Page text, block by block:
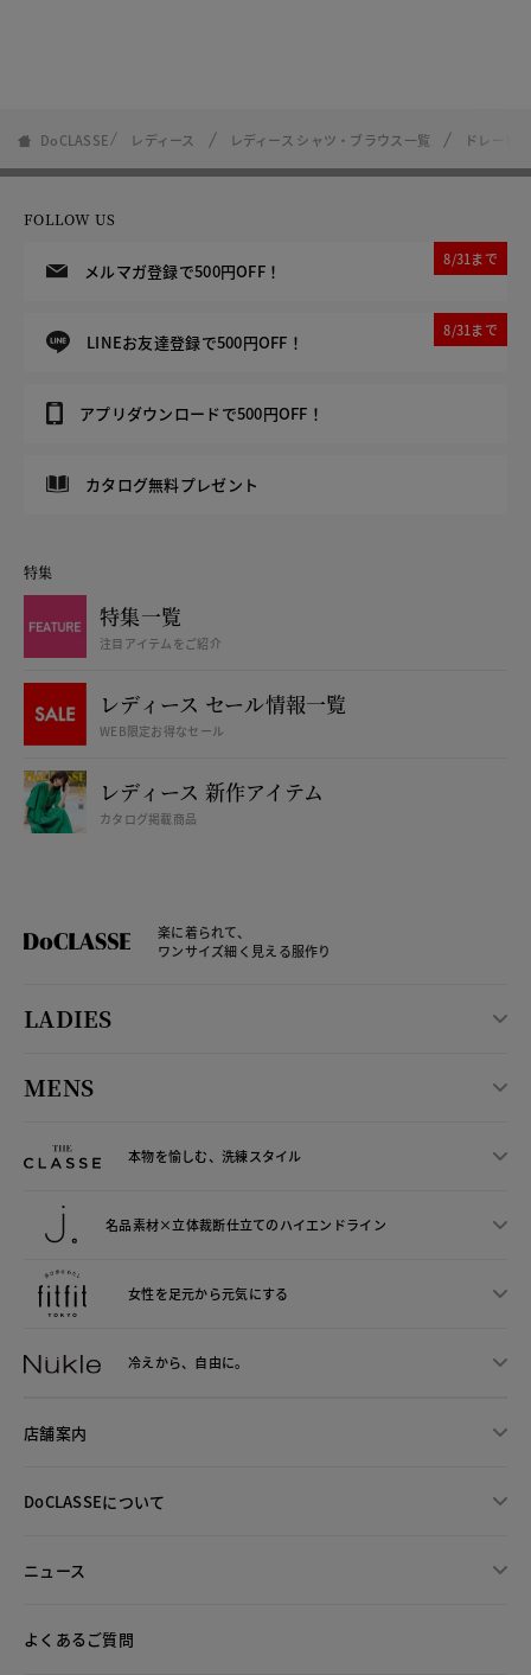
DoCLASSE レディース レディース シャツ・ブラウス一覧 ドレーピ
FOLLOW US
メルマガ登録で500円OFF！
8/31まで
LINEお友達登録で500円OFF！
8/31まで
アプリダウンロードで500円OFF！
カタログ無料プレゼント
特集
特集一覧
注目アイテムをご紹介
レディース セール情報一覧
WEB限定お得なセール
レディース 新作アイテム
カタログ掲載商品
楽に着られて、
ワンサイズ細く見える服作り
LADIES
MENS
本物を愉しむ、洗練スタイル
名品素材×立体裁断仕立てのハイエンドライン
女性を足元から元気にする
冷えから、 自由に。
店舗案内
DoCLASSEについて
ニュース
よくあるご質問